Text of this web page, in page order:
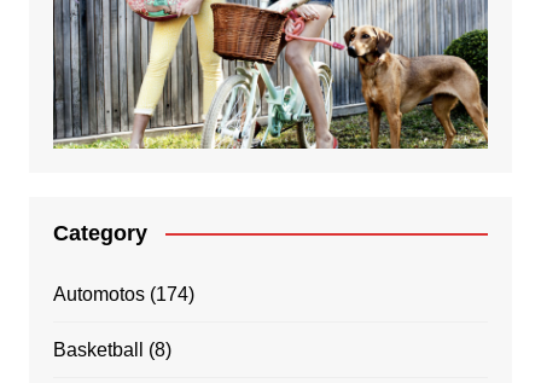
Category
Automotos(174)
Basketball (8)